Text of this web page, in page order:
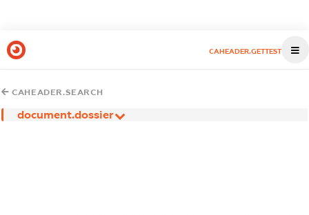
CAHEADER.GETTEST
CAHEADER.SEARCH
document.dossier